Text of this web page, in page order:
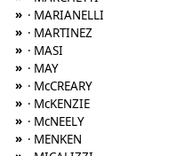
» · MARIANELLI
» · MARTINEZ
» · MASI
» · MAY
» · McCREARY
» · McKENZIE
» · McNEELY
» · MENKEN